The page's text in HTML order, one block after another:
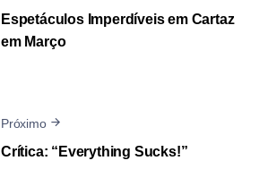
Espetáculos Imperdíveis em Cartaz
em Março
Próximo
Crítica: “Everything Sucks!”